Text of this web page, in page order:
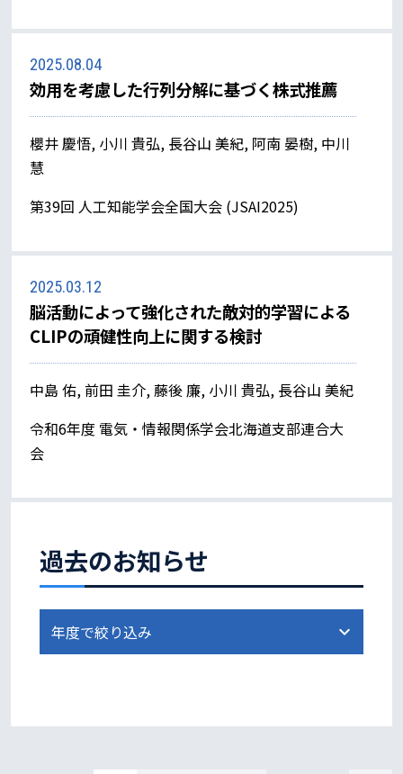
過去のお知らせ
2025.08.04
効用を考慮した行列分解に基づく株式推薦
櫻井 慶悟, 小川 貴弘, 長谷山 美紀, 阿南 晏樹, 中川
慧
第39回 人工知能学会全国大会 (JSAI2025)
2025.03.12
脳活動によって強化された敵対的学習による
CLIPの頑健性向上に関する検討
中島 佑, 前田 圭介, 藤後 廉, 小川 貴弘, 長谷山 美紀
令和6年度 電気・情報関係学会北海道支部連合大
会